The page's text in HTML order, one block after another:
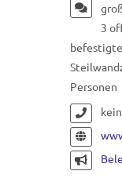
3
Personen